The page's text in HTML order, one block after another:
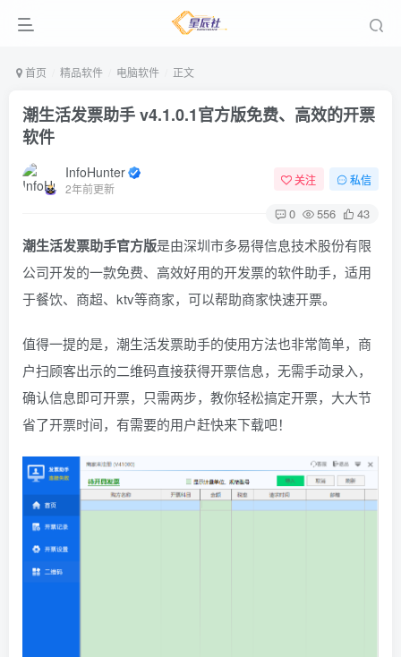
首页 精品软件 电脑软件 正文
潮生活发票助手 v4.1.0.1官方版免费、高效的开票
软件
InfoHunter
2年前更新
关注 私信
0 556 43
潮生活发票助手官方版是由深圳市多易得信息技术股份有限
公司开发的一款免费、高效好用的开发票的软件助手，适用
于餐饮、商超、ktv等商家，可以帮助商家快速开票。
值得一提的是，潮生活发票助手的使用方法也非常简单，商
户扫顾客出示的二维码直接获得开票信息，无需手动录入，
确认信息即可开票，只需两步，教你轻松搞定开票，大大节
省了开票时间，有需要的用户赶快来下载吧！